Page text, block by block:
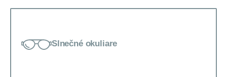
Slnečné okuliare